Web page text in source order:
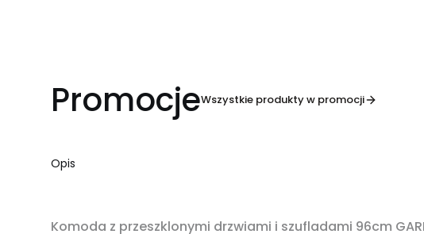
PromocjeWszystkie produkty w promocji
Opis
Komoda z przeszklonymi drzwiami i szufladami 96cm